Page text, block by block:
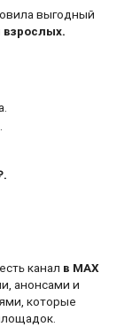
выгодный
есть канал в MAX
анонсами и
которые